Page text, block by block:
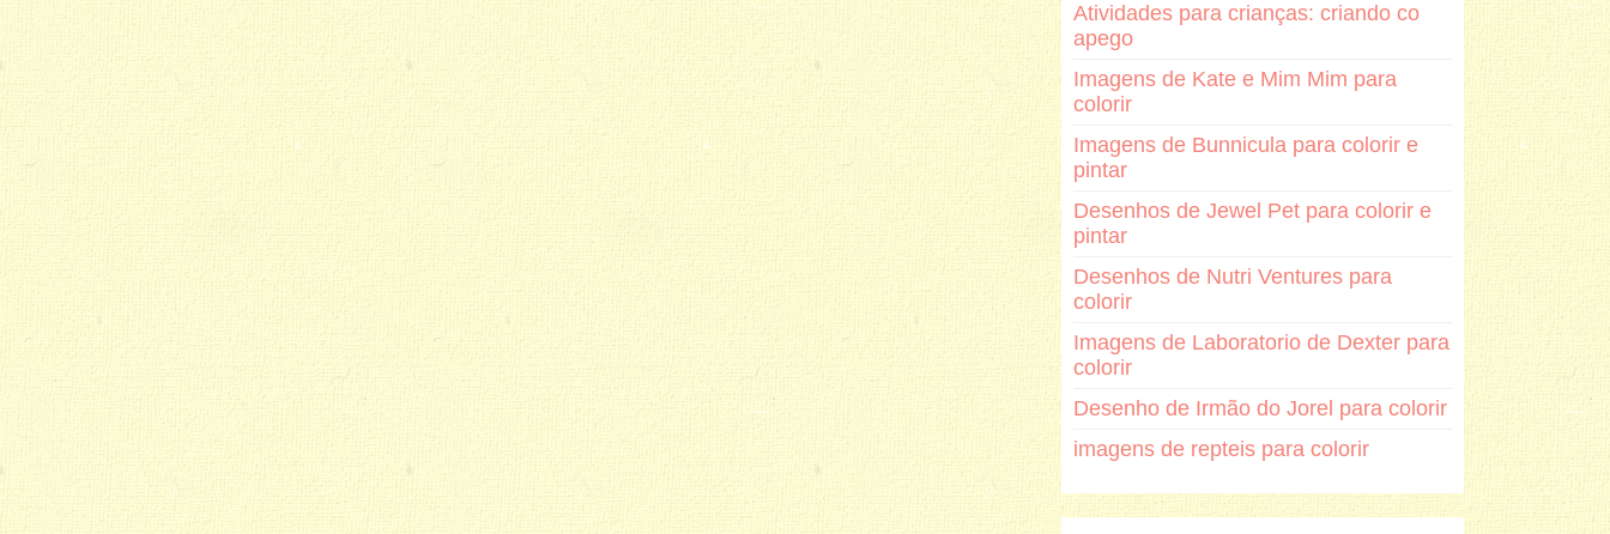
Atividades para crianças: criando co
apego
Imagens de Kate e Mim Mim para
colorir
Imagens de Bunnicula para colorir e
pintar
Desenhos de Jewel Pet para colorir e
pintar
Desenhos de Nutri Ventures para
colorir
Imagens de Laboratorio de Dexter para
colorir
Desenho de Irmão do Jorel para colorir
imagens de repteis para colorir